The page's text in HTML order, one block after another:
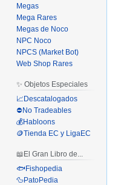
Megas
Mega Rares
Megas de Noco
NPC Noco
NPCS (Market Bot)
Web Shop Rares
✨ Objetos Especiales
📈Descatalogados
⛔No Tradeables
💰Habloons
🪙Tienda EC y LigaEC
📖El Gran Libro de...
🐟Fishopedia
🦆PatoPedia